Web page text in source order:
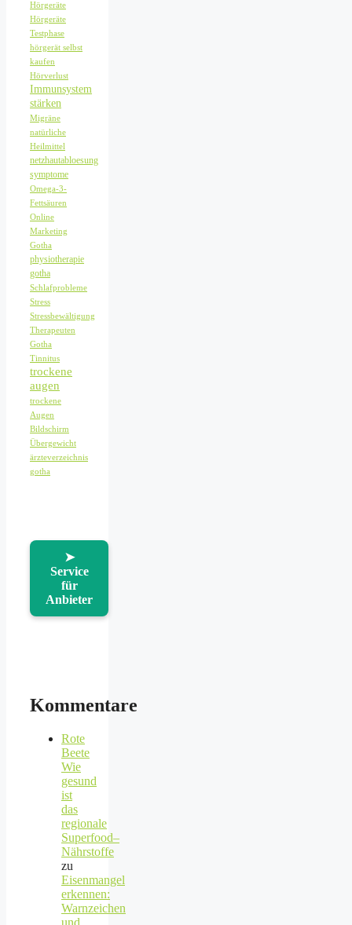
Hörgeräte
Hörgeräte
Testphase
hörgerät selbst
kaufen
Hörverlust
Immunsystem
stärken
Migräne
natürliche
Heilmittel
netzhautabloesung
symptome
Omega-3-
Fettsäuren
Online
Marketing
Gotha
physiotherapie
gotha
Schlafprobleme
Stress
Stressbewältigung
Therapeuten
Gotha
Tinnitus
trockene
augen
trockene
Augen
Bildschirm
Übergewicht
ärzteverzeichnis
gotha
➤
Service
für
Anbieter
Kommentare
Rote
Beete
Wie
gesund
ist
das
regionale
Superfood–
Nährstoffe
zu
Eisenmangel
erkennen:
Warnzeichen